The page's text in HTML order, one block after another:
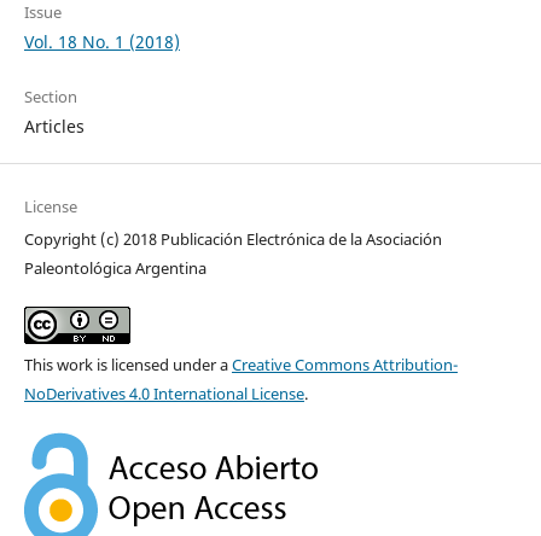
Issue
Vol. 18 No. 1 (2018)
Section
Articles
License
Copyright (c) 2018 Publicación Electrónica de la Asociación
Paleontológica Argentina
This work is licensed under aCreative Commons Attribution-
NoDerivatives 4.0 International License.